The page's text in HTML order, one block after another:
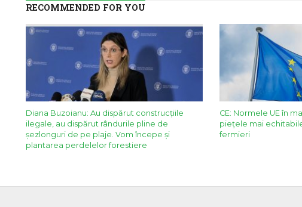
RECOMMENDED FOR YOU
Diana Buzoianu: Au dispărut construcţiile
ilegale, au dispărut rândurile pline de
şezlonguri de pe plaje. Vom începe şi
plantarea perdelelor forestiere
CE: Normele UE în
piețele mai
fermieri